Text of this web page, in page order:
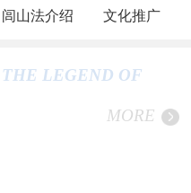
闾山法介绍 文化推广
THE LEGEND OF
MORE